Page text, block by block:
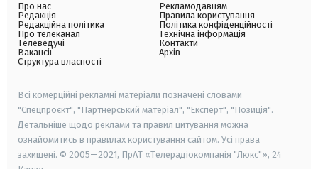
Про нас
Редакція
Редакційна політика
Про телеканал
Телеведучі
Вакансії
Структура власності
Рекламодавцям
Правила користування
Політика конфіденційності
Технічна інформація
Контакти
Архів
Всі комерційні рекламні матеріали позначені словами
"Спецпроєкт", "Партнерський матеріал", "Експерт", "Позиція".
Детальніше щодо реклами та правил цитування можна
ознайомитись в правилах користування сайтом. Усі права
захищені. © 2005—2021, ПрАТ «Телерадіокомпанія "Люкс"», 24